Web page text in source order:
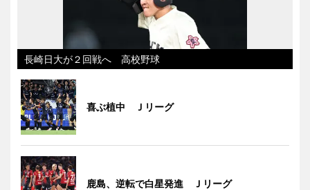
長崎日大が２回戦へ 高校野球
喜ぶ植中 Ｊリーグ
鹿島、逆転で白星発進 Ｊリーグ